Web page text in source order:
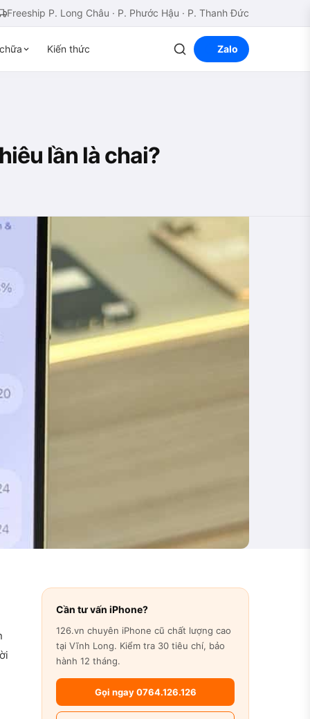
Freeship P. Long Châu · P. Phước Hậu · P. Thanh Đức
Kiến thức Zalo
lần là chai?
Cần tư vấn iPhone?
126.vn chuyên iPhone cũ chất lượng cao
tại Vĩnh Long. Kiểm tra 30 tiêu chí, bảo
hành 12 tháng.
Gọi ngay 0764.126.126